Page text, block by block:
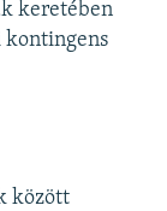
keretében
kontingens
között